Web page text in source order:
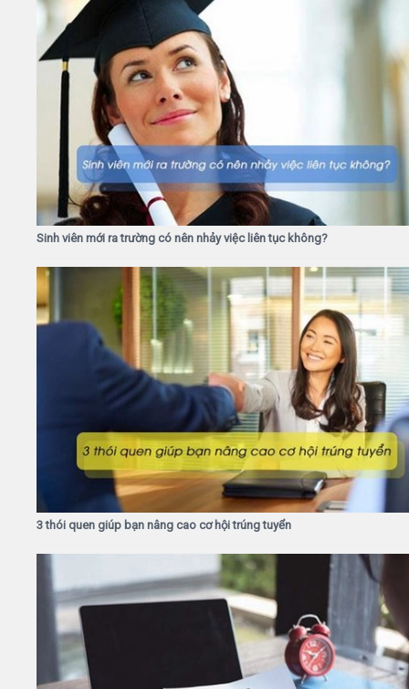
Sinh viên mới ra trường có nên nhảy việc liên tục không?
3 thói quen giúp bạn nâng cao cơ hội trúng tuyển